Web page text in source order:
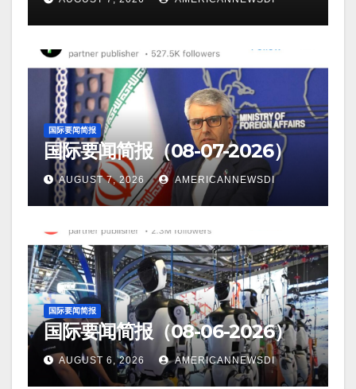
国际要闻简报
国际要闻简报（08-07-2026）
AUGUST 7, 2026 AMERICANNEWSDI
国际要闻简报
国际要闻简报（08-06-2026）
AUGUST 6, 2026 AMERICANNEWSDI